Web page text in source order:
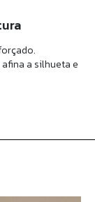
a silhueta e